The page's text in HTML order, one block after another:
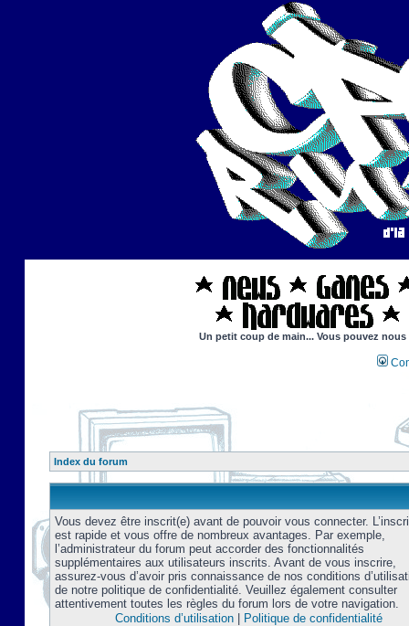
Un petit coup de main... Vous pouvez
Index du forum
Vous devez être inscrit(e) avant de pouvoir vous connecter.
est rapide et vous offre de nombreux avantages. Par exemple,
l’administrateur du forum peut accorder des fonctionnalités
supplémentaires aux utilisateurs inscrits. Avant de vous inscrire,
assurez-vous d’avoir pris connaissance de nos conditions
de notre politique de confidentialité. Veuillez également consulter
attentivement toutes les règles du forum lors de votre navigation.
Conditions d’utilisation| Politique de confidentialité